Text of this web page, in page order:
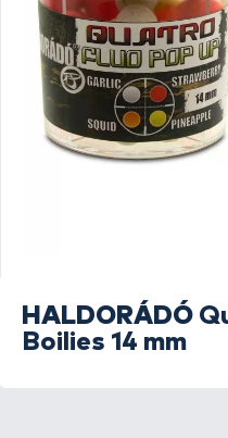
HALDORÁDÓ
Boilies 14 mm